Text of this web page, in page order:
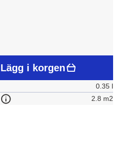
Lägg i korgen
0.35 l
2.8 m2